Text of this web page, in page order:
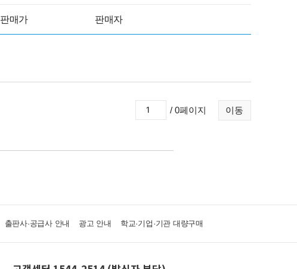
판매가 판매자
이동
/ 0페이지
출판사·공급사 안내 광고 안내 학교·기업·기관 대량구매